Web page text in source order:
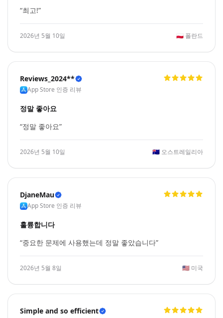
“최고!”
2026년 5월 10일 🇵🇱 폴란드
Reviews_2024**
App Store 인증 리뷰
정말 좋아요
“정말 좋아요”
2026년 5월 10일 🇦🇺 오스트레일리아
DjaneMau
App Store 인증 리뷰
훌륭합니다
“중요한 문제에 사용했는데 정말 좋았습니다”
2026년 5월 8일 🇺🇸 미국
Simple and so efficient